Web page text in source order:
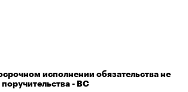
исполнении обязательства не
- ВС